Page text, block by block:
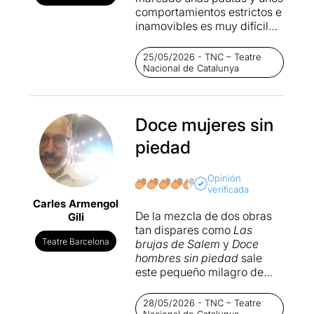
comportamientos estrictos e
inamovibles es muy difícil
muy bien crear para que
todo el rebaño no salga de la
zona delimitada y que no
vea más allá de las cuatro
establecido como límites. En
el momento que una
persona decide tan solo
que la rodea, esta es
juzgada y sentenciada sin
de la comunidad es
indiscutible para desafiar los
roles impuestos y para
luchar por la libertad.
Gara Roda adapta este texto
de Lucy Kirkwood y traslada
25/05/2026 - TNC – Teatre
Nacional de Catalunya
Carles Armengol
Gili
Teatre Barcelona
Doce mujeres sin
piedad
Opinión
verificada
De la mezcla de dos obras
tan dispares como Las
brujas de Salem y Doce
hombres sin piedadsale
este pequeño milagro de
una visión femenina y
28/05/2026 - TNC – Teatre